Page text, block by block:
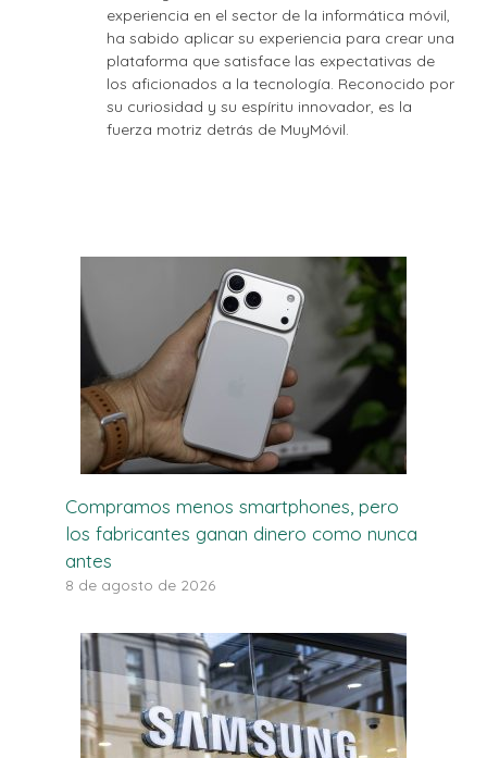
experiencia en el sector de la informática móvil,
ha sabido aplicar su experiencia para crear una
plataforma que satisface las expectativas de
los aficionados a la tecnología. Reconocido por
su curiosidad y su espíritu innovador, es la
fuerza motriz detrás de MuyMóvil.
Compramos menos smartphones, pero
los fabricantes ganan dinero como nunca
antes
8 de agosto de 2026